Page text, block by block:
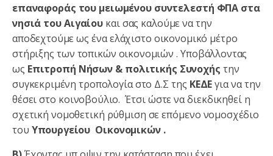
επαναφοράς του μειωμένου συντελεστή ΦΠΑ στα
νησιά του Αιγαίουκαι σας καλούμε να την
αποδεχτούμε ως ένα ελάχιστο οικονομικό μέτρο
στήριξης των τοπικών οικονομιών . Υποβάλλοντας
ως Επιτροπή Νήσων & πολιτικής Συνοχής την
συγκεκριμένη τροπολογία στo Δ.Σ της ΚΕΔΕγια να την
θέσει στο κοινοβούλιο. Έτσι ώστε να διεκδικηθεί η
σχετική νομοθετική ρύθμιση σε επόμενο νομοσχέδιο
του Υπουργείου Οικονομικών .